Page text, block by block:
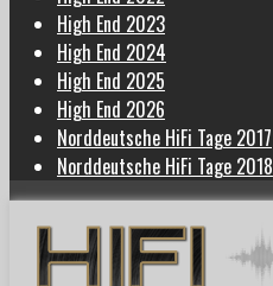
High End 2023
High End 2024
High End 2025
High End 2026
Norddeutsche HiFi Tage 2017
Norddeutsche HiFi Tage 2018